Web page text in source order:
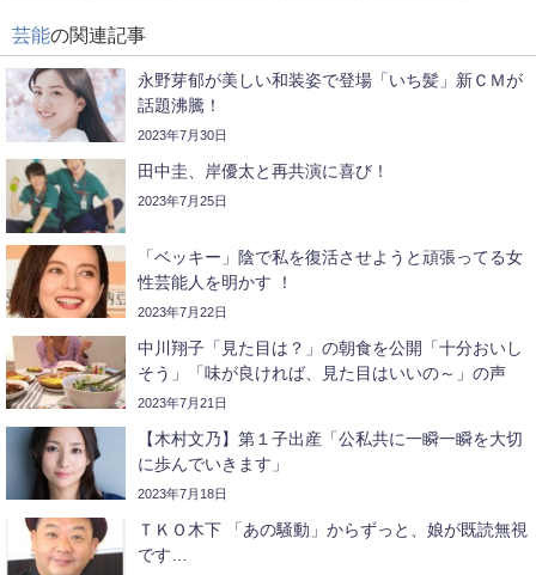
芸能の関連記事
永野芽郁が美しい和装姿で登場「いち髪」新ＣＭが
話題沸騰！
2023年7月30日
田中圭、岸優太と再共演に喜び！
2023年7月25日
「ベッキー」陰で私を復活させようと頑張ってる女
性芸能人を明かす ！
2023年7月22日
中川翔子「見た目は？」の朝食を公開「十分おいし
そう」「味が良ければ、見た目はいいの～」の声
2023年7月21日
【木村文乃】第１子出産「公私共に一瞬一瞬を大切
に歩んでいきます」
2023年7月18日
ＴＫＯ木下 「あの騒動」からずっと、娘が既読無視
です…